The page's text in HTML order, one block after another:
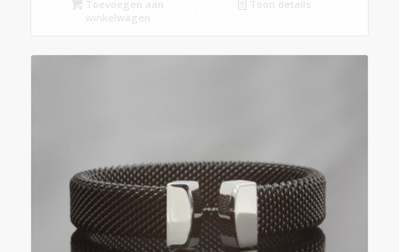
Toevoegen aan
winkelwagen
Toon details